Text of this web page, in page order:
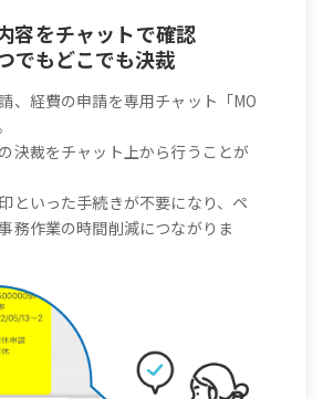
容をチャットで確認
でもどこでも決裁
、経費の申請を専用チャット「MO
決裁をチャット上から行うことが
といった手続きが不要になり、ペ
務作業の時間削減につながりま